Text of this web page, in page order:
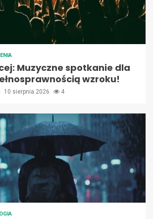
Muzyczne spotkanie dla
wzroku!
10 sierpnia 2026 4